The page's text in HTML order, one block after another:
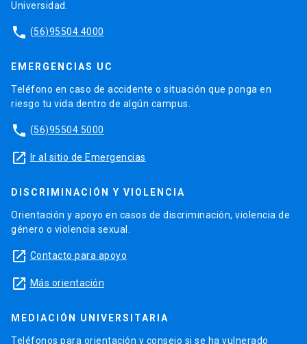
Universidad.
phone (56)95504 4000
EMERGENCIAS UC
Teléfono en caso de accidente o situación que ponga en
riesgo tu vida dentro de algún campus.
phone (56)95504 5000
launch Ir al sitio de Emergencias
DISCRIMINACIÓN Y VIOLENCIA
Orientación y apoyo en casos de discriminación, violencia de
género o violencia sexual.
launch Contacto para apoyo
launch Más orientación
MEDIACIÓN UNIVERSITARIA
Teléfonos para orientación y consejo si se ha vulnerado